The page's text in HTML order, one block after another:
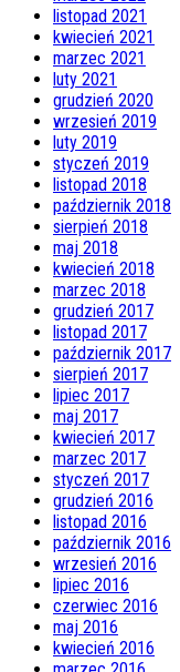
listopad 2021
kwiecień 2021
marzec 2021
luty 2021
grudzień 2020
wrzesień 2019
luty 2019
styczeń 2019
listopad 2018
październik 2018
sierpień 2018
maj 2018
kwiecień 2018
marzec 2018
grudzień 2017
listopad 2017
październik 2017
sierpień 2017
lipiec 2017
maj 2017
kwiecień 2017
marzec 2017
styczeń 2017
grudzień 2016
listopad 2016
październik 2016
wrzesień 2016
lipiec 2016
czerwiec 2016
maj 2016
kwiecień 2016